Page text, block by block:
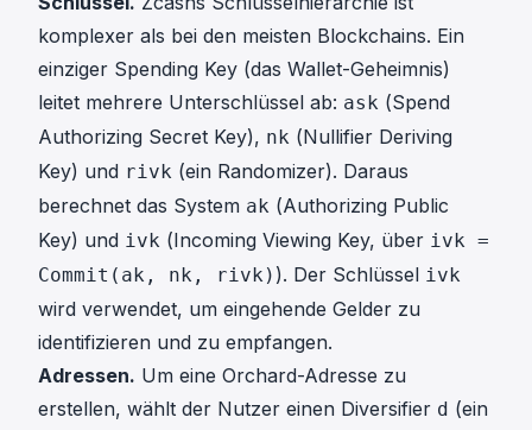
komplexer als bei den meisten Blockchains. Ein
einziger Spending Key (das Wallet-Geheimnis)
leitet mehrere Unterschlüssel ab: ask (Spend
Authorizing Secret Key), nk (Nullifier Deriving
Key) und rivk (ein Randomizer). Daraus
berechnet das System ak (Authorizing Public
Key) und ivk (Incoming Viewing Key, über ivk =
Commit(ak, nk, rivk) ). Der Schlüssel ivk
wird verwendet, um eingehende Gelder zu
identifizieren und zu empfangen.
Adressen. Um eine Orchard-Adresse zu
erstellen, wählt der Nutzer einen Diversifier d (ein